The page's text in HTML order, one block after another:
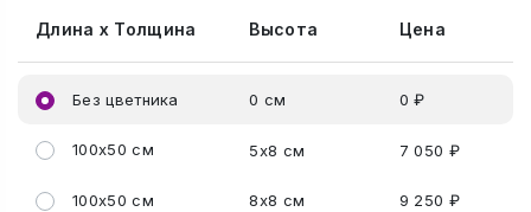
Длина x Толщина Высота Цена
Без цветника 0 см 0 ₽
100x50 см 5x8 см 7 050 ₽
100x50 см 8x8 см 9 250 ₽